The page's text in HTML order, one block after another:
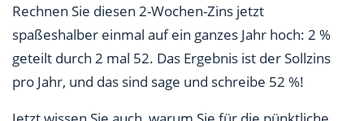
Rechnen Sie diesen 2-Wochen-Zins jetzt
spaßeshalber einmal auf ein ganzes Jahr hoch: 2 %
geteilt durch 2 mal 52. Das Ergebnis ist der Sollzins
pro Jahr, und das sind sage und schreibe 52 %!